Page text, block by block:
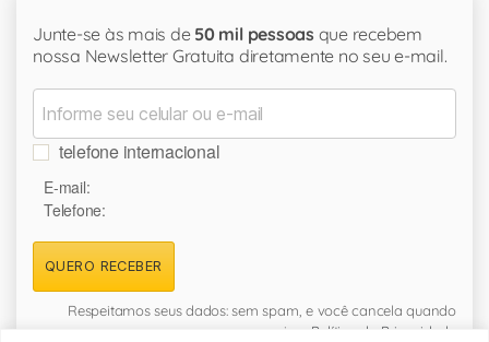
Junte-se às mais de 50 mil pessoas que recebem
nossa Newsletter Gratuita diretamente no seu e-mail.
telefone internacional
E-mail:
Telefone:
QUERO RECEBER
Respeitamos seus dados: sem spam, e você cancela quando
quiser. Política de Privacidade